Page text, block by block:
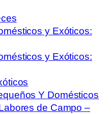
y Exóticos:
y Exóticos:
Y Domésticos
de Campo –